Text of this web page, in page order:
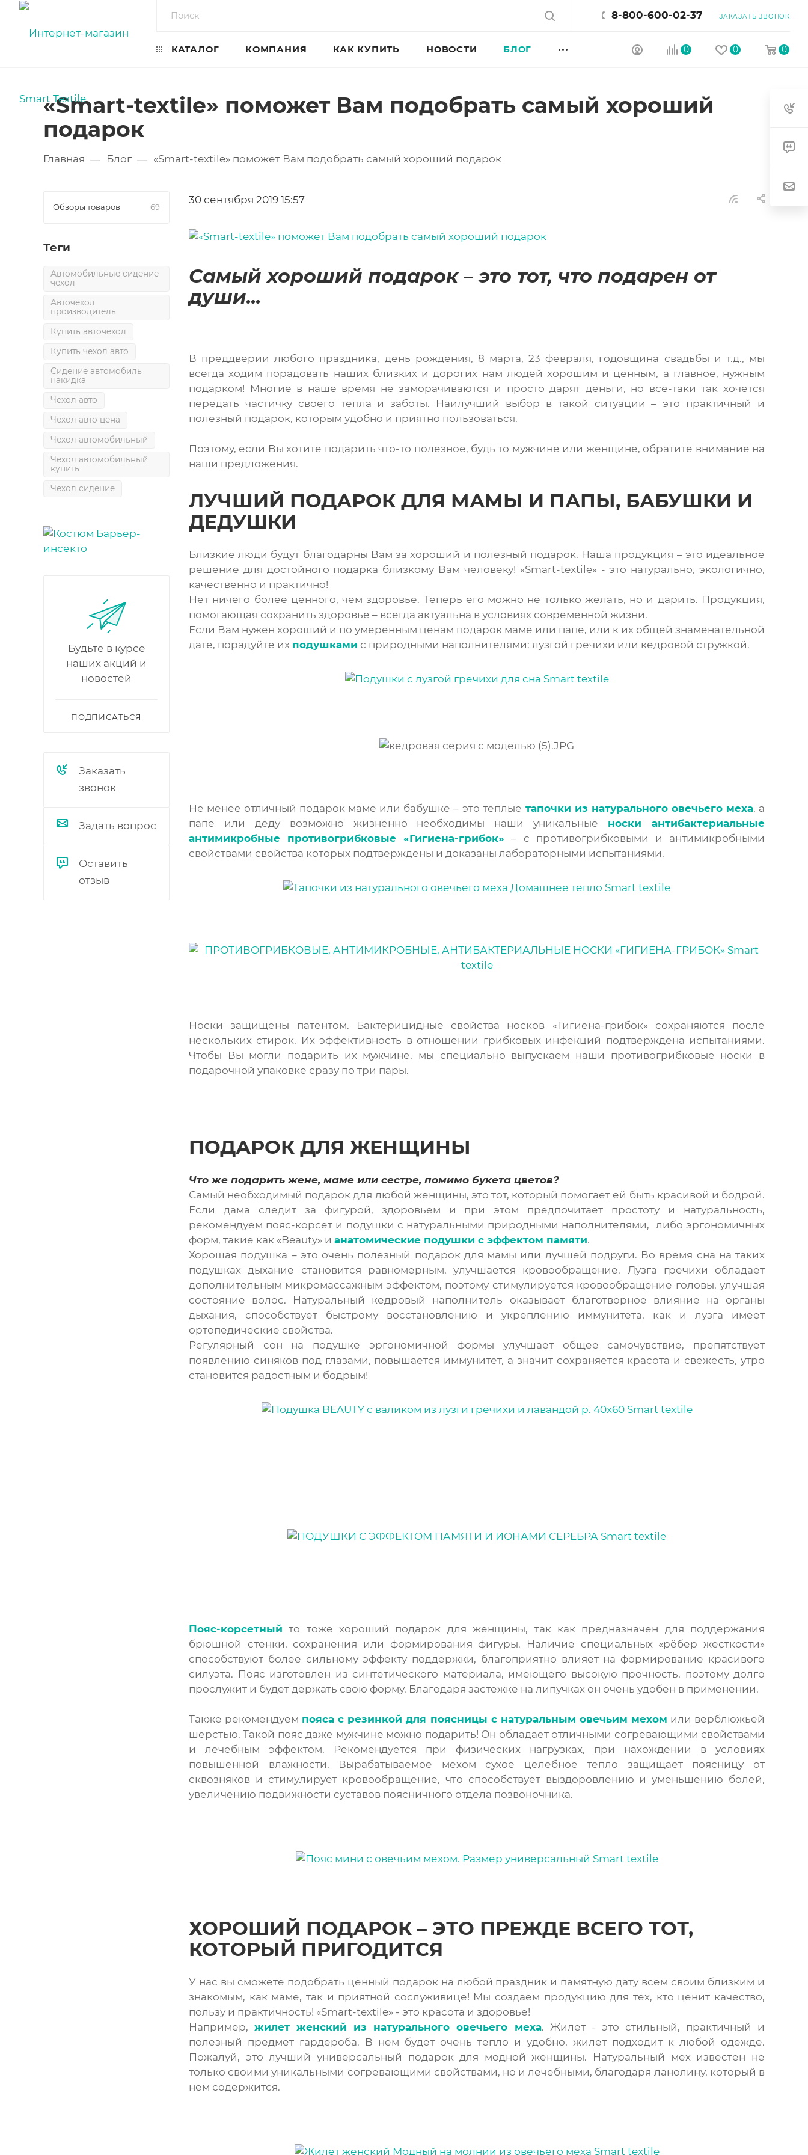
8-800-600-02-37 ЗАКАЗАТЬ ЗВОНОК
0 0 0
КАТАЛОГ КОМПАНИЯ КАК КУПИТЬ НОВОСТИ БЛОГ
«Smart-textile» поможет Вам подобрать самый хороший
подарок
Главная — Блог — «Smart-textile» поможет Вам подобрать самый хороший подарок
30 сентября 2019 15:57
Самый хороший подарок – это тот, что подарен от
души...
В преддверии любого праздника, день рождения, 8 марта, 23 февраля, годовщина свадьбы и т.д., мы
всегда ходим порадовать наших близких и дорогих нам людей хорошим и ценным, а главное, нужным
подарком! Многие в наше время не заморачиваются и просто дарят деньги, но всё-таки так хочется
передать частичку своего тепла и заботы. Наилучший выбор в такой ситуации – это практичный и
полезный подарок, которым удобно и приятно пользоваться.
Поэтому, если Вы хотите подарить что-то полезное, будь то мужчине или женщине, обратите внимание на
наши предложения.
ЛУЧШИЙ ПОДАРОК ДЛЯ МАМЫ И ПАПЫ, БАБУШКИ И
ДЕДУШКИ
Близкие люди будут благодарны Вам за хороший и полезный подарок. Наша продукция – это идеальное
решение для достойного подарка близкому Вам человеку! «Smart-textile» - это натурально, экологично,
качественно и практично!
Нет ничего более ценного, чем здоровье. Теперь его можно не только желать, но и дарить. Продукция,
помогающая сохранить здоровье – всегда актуальна в условиях современной жизни.
Если Вам нужен хороший и по умеренным ценам подарок маме или папе, или к их общей знаменательной
дате, порадуйте их подушками с природными наполнителями: лузгой гречихи или кедровой стружкой.
Не менее отличный подарок маме или бабушке – это теплые тапочки из натурального овечьего меха, а
папе или деду возможно жизненно необходимы наши уникальные носки антибактериальные
антимикробные противогрибковые «Гигиена-грибок» – с противогрибковыми и антимикробными
свойствами свойства которых подтверждены и доказаны лабораторными испытаниями.
Носки защищены патентом. Бактерицидные свойства носков «Гигиена-грибок» сохраняются после
нескольких стирок. Их эффективность в отношении грибковых инфекций подтверждена испытаниями.
Чтобы Вы могли подарить их мужчине, мы специально выпускаем наши противогрибковые носки в
подарочной упаковке сразу по три пары.
ПОДАРОК ДЛЯ ЖЕНЩИНЫ
Что же подарить жене, маме или сестре, помимо букета цветов?
Самый необходимый подарок для любой женщины, это тот, который помогает ей быть красивой и бодрой.
Если дама следит за фигурой, здоровьем и при этом предпочитает простоту и натуральность,
рекомендуем пояс-корсет и подушки с натуральными природными наполнителями, либо эргономичных
форм, такие как «Beauty» и анатомические подушки с эффектом памяти.
Хорошая подушка – это очень полезный подарок для мамы или лучшей подруги. Во время сна на таких
подушках дыхание становится равномерным, улучшается кровообращение. Лузга гречихи обладает
дополнительным микромассажным эффектом, поэтому стимулируется кровообращение головы, улучшая
состояние волос. Натуральный кедровый наполнитель оказывает благотворное влияние на органы
дыхания, способствует быстрому восстановлению и укреплению иммунитета, как и лузга имеет
ортопедические свойства.
Регулярный сон на подушке эргономичной формы улучшает общее самочувствие, препятствует
появлению синяков под глазами, повышается иммунитет, а значит сохраняется красота и свежесть, утро
становится радостным и бодрым!
Пояс-корсетный то тоже хороший подарок для женщины, так как предназначен для поддержания
брюшной стенки, сохранения или формирования фигуры. Наличие специальных «рёбер жесткости»
способствуют более сильному эффекту поддержки, благоприятно влияет на формирование красивого
силуэта. Пояс изготовлен из синтетического материала, имеющего высокую прочность, поэтому долго
прослужит и будет держать свою форму. Благодаря застежке на липучках он очень удобен в применении.
Также рекомендуем пояса с резинкой для поясницы с натуральным овечьим мехом или верблюжьей
шерстью. Такой пояс даже мужчине можно подарить! Он обладает отличными согревающими свойствами
и лечебным эффектом. Рекомендуется при физических нагрузках, при нахождении в условиях
повышенной влажности. Вырабатываемое мехом сухое целебное тепло защищает поясницу от
сквозняков и стимулирует кровообращение, что способствует выздоровлению и уменьшению болей,
увеличению подвижности суставов поясничного отдела позвоночника.
ХОРОШИЙ ПОДАРОК – ЭТО ПРЕЖДЕ ВСЕГО ТОТ,
КОТОРЫЙ ПРИГОДИТСЯ
У нас вы сможете подобрать ценный подарок на любой праздник и памятную дату всем своим близким и
знакомым, как маме, так и приятной сослуживице! Мы создаем продукцию для тех, кто ценит качество,
пользу и практичность! «Smart-textile» - это красота и здоровье!
Например,жилет женский из натурального овечьего меха. Жилет - это стильный, практичный и
полезный предмет гардероба. В нем будет очень тепло и удобно, жилет подходит к любой одежде.
Пожалуй, это лучший универсальный подарок для модной женщины. Натуральный мех известен не
только своими уникальными согревающими свойствами, но и лечебными, благодаря ланолину, который в
нем содержится.
Обзоры товаров 69
Теги
Автомобильные сидение
чехол
Авточехол
производитель
Купить авточехол
Купить чехол авто
Сидение автомобиль
накидка
Чехол авто
Чехол авто цена
Чехол автомобильный
Чехол автомобильный
купить
Чехол сидение
Будьте в курсе
наших акций и
новостей
ПОДПИСАТЬСЯ
Заказать
звонок
Задать вопрос
Оставить
отзыв